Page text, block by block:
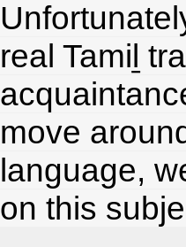
real Tamiḻ
move
language,
on this